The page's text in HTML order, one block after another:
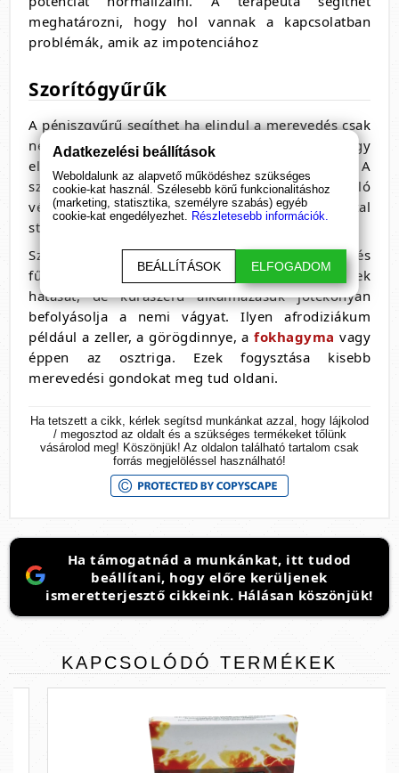
meghatározni, hogy hol vannak a kapcsolatban
problémák, amik az impotenciához
Szorítógyűrűk
A péniszgyűrű segíthet ha elindul a merevedés csak
nem éri el a magfelelő keménységet a pénisz, vagy
eléri de nem tudja azt tartósan megtartani. A
szorító gyűrű az alapja az, hogy péniszből kiáramló
vér útját lezárja, így a merevedés ezáltal
stabilizálódni tud.Afrodiziákumok
Számos természetespotencianövelőnövény és
fűszer létezik. Ezek nem érik el a gyógyszerek
hatását, de kúraszerű alkalmazásuk jótékonyan
befolyásolja a nemi vágyat. Ilyen afrodiziákum
például a zeller, a görögdinnye, afokhagyma vagy
éppen az osztriga. Ezek fogysztása kisebb
merevedési gondokat meg tud oldani.
Ha tetszett a cikk, kérlek segítsd munkánkat azzal, hogy lájkolod
/ megosztod az oldalt és a szükséges termékeket tőlünk
vásárolod meg! Köszönjük! Az oldalon található tartalom csak
forrás megjelöléssel használható!
Ha támogatnád a munkánkat, itt tudod
beállítani, hogy előre kerüljenek
ismeretterjesztő cikkeink. Hálásan köszönjük!
KAPCSOLÓDÓ TERMÉKEK
Adatkezelési beállítások
Weboldalunk az alapvető működéshez szükséges
cookie-kat használ. Szélesebb körű funkcionalitáshoz
(marketing, statisztika, személyre szabás) egyéb
cookie-kat engedélyezhet. Részletesebb információk.
BEÁLLÍTÁSOK ELFOGADOM